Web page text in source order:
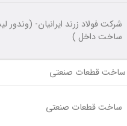
شرکت فولاد زرند ایرانیان- (وندور
ساخت داخل )
ساخت قطعات صنعتی
ساخت قطعات صنعتی